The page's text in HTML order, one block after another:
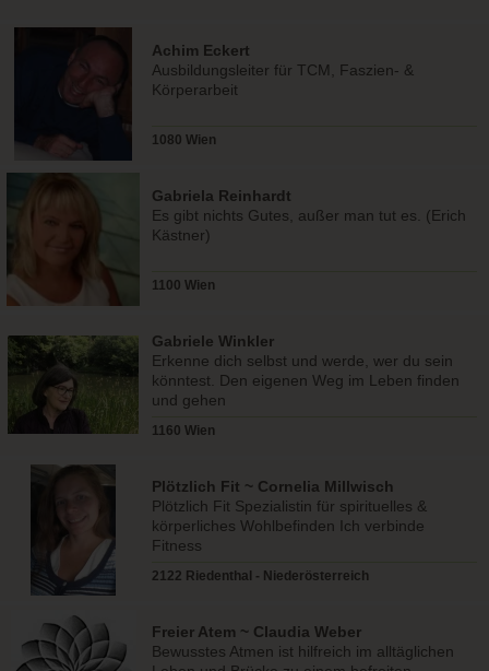
Achim Eckert
Ausbildungsleiter für TCM, Faszien- &
Körperarbeit
1080 Wien
Gabriela Reinhardt
Es gibt nichts Gutes, außer man tut es. (Erich
Kästner)
1100 Wien
Gabriele Winkler
Erkenne dich selbst und werde, wer du sein
könntest. Den eigenen Weg im Leben finden
und gehen
1160 Wien
Plötzlich Fit ~ Cornelia Millwisch
Plötzlich Fit Spezialistin für spirituelles &
körperliches Wohlbefinden Ich verbinde
Fitness
2122 Riedenthal - Niederösterreich
Freier Atem ~ Claudia Weber
Bewusstes Atmen ist hilfreich im alltäglichen